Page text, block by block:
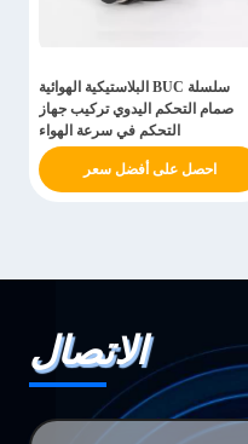
سلسلة BUC البلاستيكية الهوائية
صمام التحكم اليدوي تركيب جهاز
التحكم في سرعة الهواء
احصل على أفضل سعر
الاتصال